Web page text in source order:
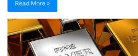
Read More »